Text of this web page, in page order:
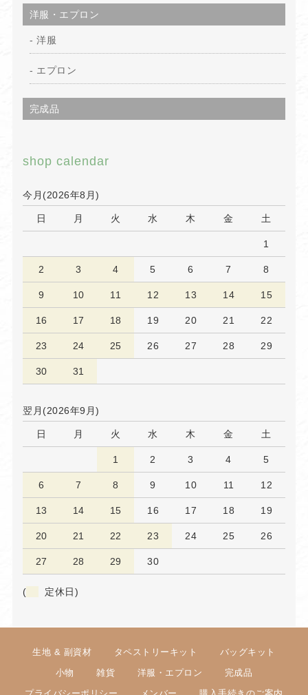
洋服・エプロン
洋服
エプロン
完成品
shop calendar
今月(2026年8月)
日 月 火 水 木 金 土
1
2 3 4 5 6 7 8
9 10 11 12 13 14 15
16 17 18 19 20 21 22
23 24 25 26 27 28 29
30 31
翌月(2026年9月)
日 月 火 水 木 金 土
1 2 3 4 5
6 7 8 9 10 11 12
13 14 15 16 17 18 19
20 21 22 23 24 25 26
27 28 29 30
( 定休日)
生地 & 副資材 タペストリーキット バッグキット
小物 雑貨 洋服・エプロン 完成品